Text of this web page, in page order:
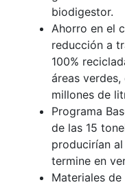
biodigestor.
Ahorro en el
reducción a
100%
áreas
millones de
Programa
de las 15
producirían
termine en
Materiales